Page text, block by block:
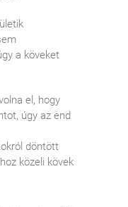
a köveket
el, hogy
úgy az end
döntött
közeli kövek